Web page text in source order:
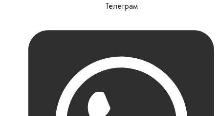
Телеграм